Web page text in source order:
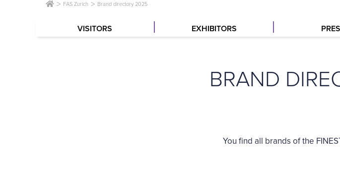
FAS Zurich Brand directory 2025
VISITORS EXHIBITORS
BRAND
You find all brands of the